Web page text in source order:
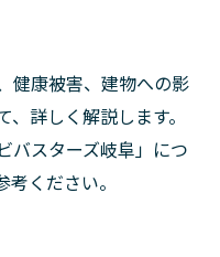
健康被害、建物への影
詳しく解説します。
バスターズ岐阜」につ
ください。